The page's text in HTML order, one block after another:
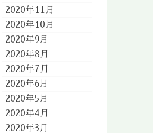
2020年11月
2020年10月
2020年9月
2020年8月
2020年7月
2020年6月
2020年5月
2020年4月
2020年3月